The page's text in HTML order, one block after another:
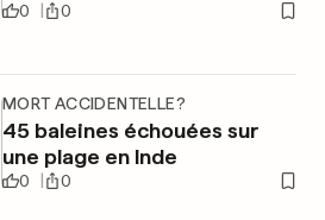
0 0
MORT ACCIDENTELLE?
45 baleines échouées sur
une plage en Inde
0 0